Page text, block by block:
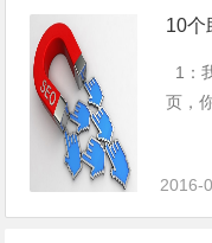
10个
1：
页，
文章
2016-